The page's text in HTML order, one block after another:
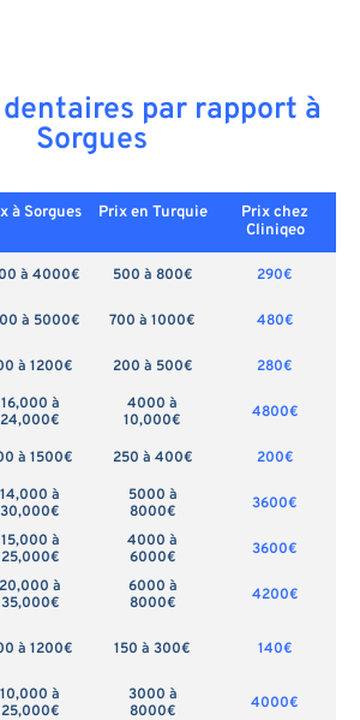
par rapport à
Sorgues
à Sorgues Prix en Turquie
Prix chez
Cliniqeo
à 4000€ 500 à 800€
290€
à 5000€ 700 à 1000€
480€
à 1200€ 200 à 500€
280€
16,000 à
24,000€
4000 à
10,000€
4800€
à 1500€ 250 à 400€
200€
14,000 à
30,000€
5000 à
8000€
3600€
15,000 à
25,000€
4000 à
6000€
3600€
20,000 à
35,000€
6000 à
8000€
4200€
à 1200€ 150 à 300€ 140€
10,000 à
25,000€
3000 à
8000€
4000€